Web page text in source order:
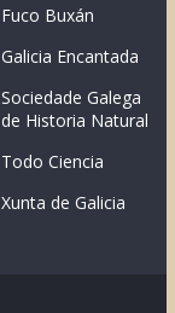
Fuco Buxán
Galicia Encantada
Sociedade Galega
de Historia Natural
Todo Ciencia
Xunta de Galicia